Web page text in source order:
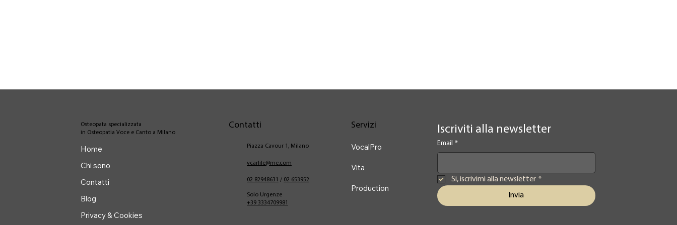
Iscriviti alla newsletter
Email *
Si, iscrivimi alla newsletter *
Invia
Osteopata specializzata
in Osteopatia Voce e Canto a Milano
Home
Chi sono
Contatti
Blog
Privacy & Cookies
Contatti
Piazza Cavour 1, Milano
vcarlile@me.com
02 82948631 / 02 653952
Solo Urgenze
+39 3334709981
Servizi
VocalPro
Vita
Production